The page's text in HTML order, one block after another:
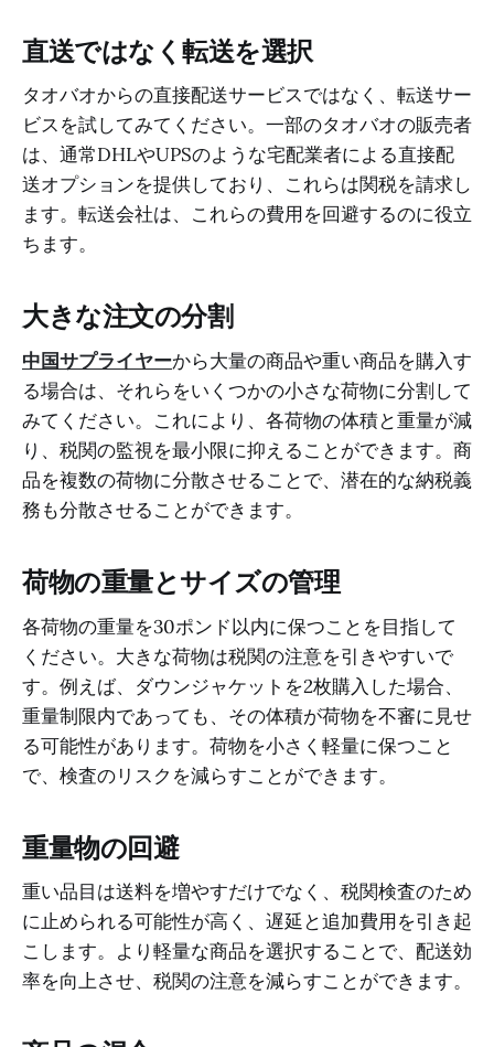
直送ではなく転送を選択
タオバオからの直接配送サービスではなく、転送サー
ビスを試してみてください。一部のタオバオの販売者
は、通常DHLやUPSのような宅配業者による直接配
送オプションを提供しており、これらは関税を請求し
ます。転送会社は、これらの費用を回避するのに役立
ちます。
大きな注文の分割
中国サプライヤーから大量の商品や重い商品を購入す
る場合は、それらをいくつかの小さな荷物に分割して
みてください。これにより、各荷物の体積と重量が減
り、税関の監視を最小限に抑えることができます。商
品を複数の荷物に分散させることで、潜在的な納税義
務も分散させることができます。
荷物の重量とサイズの管理
各荷物の重量を30ポンド以内に保つことを目指して
ください。大きな荷物は税関の注意を引きやすいで
す。例えば、ダウンジャケットを2枚購入した場合、
重量制限内であっても、その体積が荷物を不審に見せ
る可能性があります。荷物を小さく軽量に保つこと
で、検査のリスクを減らすことができます。
重量物の回避
重い品目は送料を増やすだけでなく、税関検査のため
に止められる可能性が高く、遅延と追加費用を引き起
こします。より軽量な商品を選択することで、配送効
率を向上させ、税関の注意を減らすことができます。